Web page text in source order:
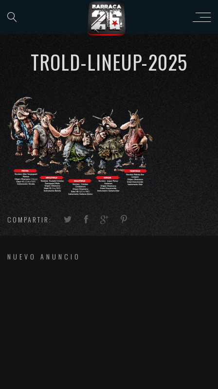
TROLD-LINEUP-2025
COMPARTIR:
NUEVO ANUNCIO